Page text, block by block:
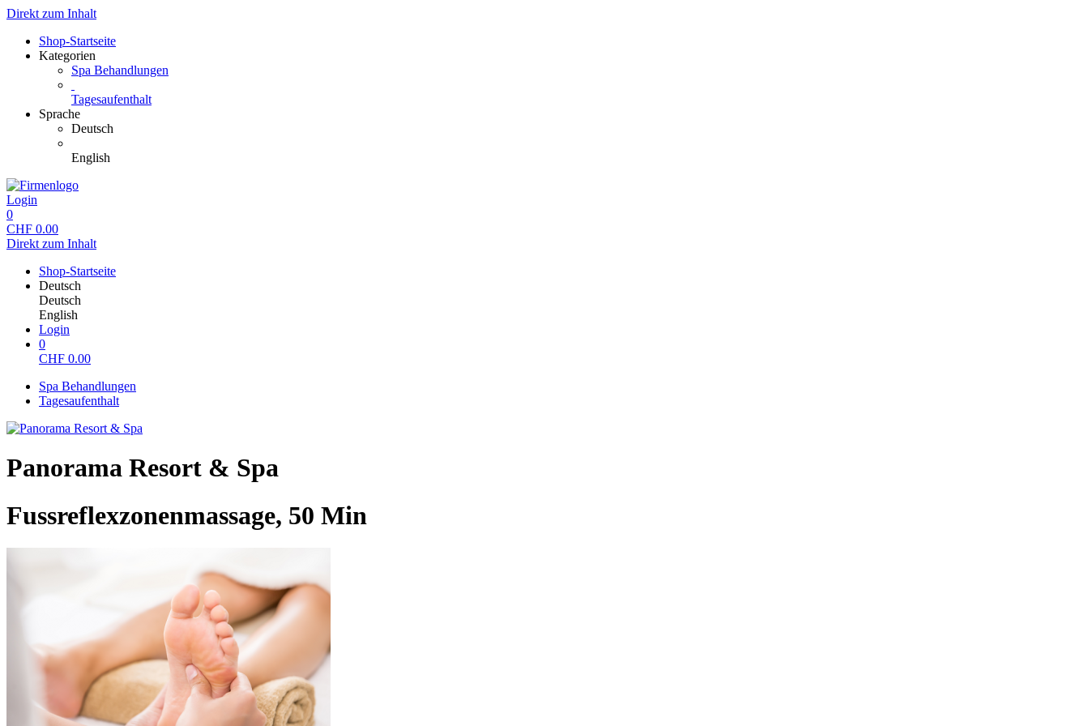
Direkt zum Inhalt
Shop-Startseite
Kategorien
Spa Behandlungen
Tagesaufenthalt
Sprache
Deutsch
English
Login
0
CHF 0.00
Direkt zum Inhalt
Shop-Startseite
Deutsch
Deutsch
English
Login
0
CHF 0.00
Spa Behandlungen
Tagesaufenthalt
Panorama Resort & Spa
Fussreflexzonenmassage, 50 Min